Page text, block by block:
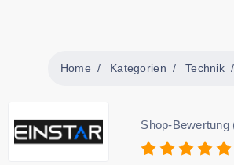
Home Kategorien Technik
Shop-Bewertung